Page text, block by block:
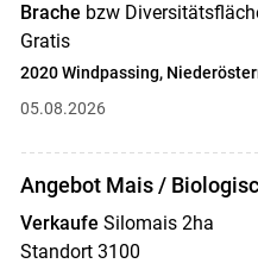
Brache bzw
Gratis
2020 Windpassing,
05.08.2026
Angebot Mais /
Verkaufe Silomais 2ha
Standort 3100